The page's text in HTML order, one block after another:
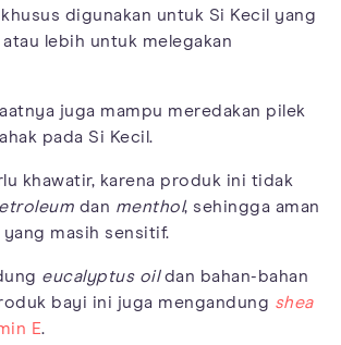
digunakan untuk Si Kecil yang
lebih untuk melegakan
juga mampu meredakan pilek
pada Si Kecil.
khawatir, karena produk ini tidak
dan menthol, sehingga aman
masih sensitif.
eucalyptus oildan bahan-bahan
bayi ini juga mengandung shea
E.